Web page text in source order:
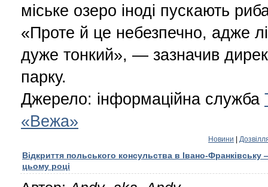
міське озеро іноді пускають
«Проте й це небезпечно, адже
дуже тонкий», — зазначив
парку.
Джерело: інформаційна служба
«Вежа»
Новини
Відкриття польського консульства в Івано-Франківську
цьому році